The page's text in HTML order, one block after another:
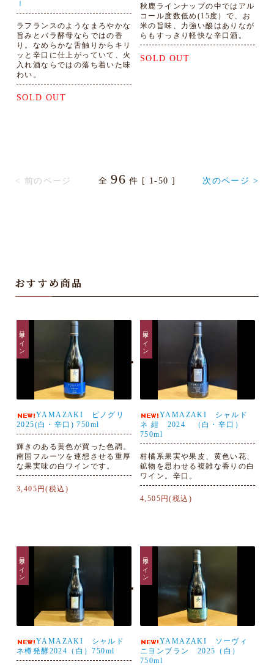
ｌ
ラフランスのようなまろやかな
旨みとバラ酵母ならではの香
り。なめらかな舌触りからキリ
ッと辛口に仕上がっていて、火
入れ酒ならではの落ち着いた味
わい。
SOLD OUT
秋鹿ラインナップの中ではアル
コール度数低め(15度）で、お
米の旨味、力強い酸はありなが
らもすっきり軽快な辛口酒。
SOLD OUT
< 前のページ 次のページ >
全 96 件 [ 1-50 ]
おすすめ商品
日本ワイン
YAMAZAKI ピノグリ
2025(白・辛口) 750ml
輝きのある黄色が買った色調。
南国フルーツを連想させる重厚
な果実味の白ワインです。
3,405円(税込)
日本ワイン
YAMAZAKI シャルド
ネ 紺 2024 （白・辛口）
750ml
柑橘系果実や果皮、黄色い花、
鉱物を思わせる複雑な香りの白
ワイン。辛口。
4,505円(税込)
日本ワイン
YAMAZAKI シャルド
ネ樽発酵2024（白）750ml
日本ワイン
YAMAZAKI ソーヴィ
ニヨンブラン 2025（白）
750ml